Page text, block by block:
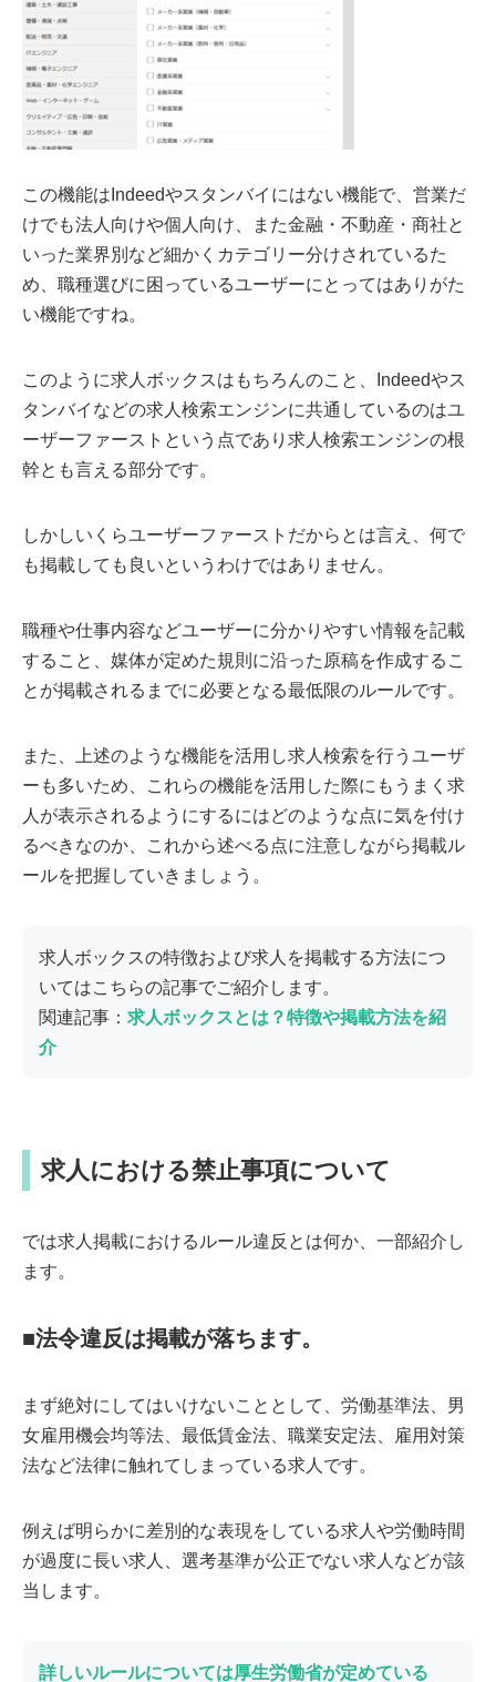
この機能はIndeedやスタンバイにはない機能で、営業だ
けでも法人向けや個人向け、また金融・不動産・商社と
いった業界別など細かくカテゴリー分けされているた
め、職種選びに困っているユーザーにとってはありがた
い機能ですね。
このように求人ボックスはもちろんのこと、Indeedやス
タンバイなどの求人検索エンジンに共通しているのはユ
ーザーファーストという点であり求人検索エンジンの根
幹とも言える部分です。
しかしいくらユーザーファーストだからとは言え、何で
も掲載しても良いというわけではありません。
職種や仕事内容などユーザーに分かりやすい情報を記載
すること、媒体が定めた規則に沿った原稿を作成するこ
とが掲載されるまでに必要となる最低限のルールです。
また、上述のような機能を活用し求人検索を行うユーザ
ーも多いため、これらの機能を活用した際にもうまく求
人が表示されるようにするにはどのような点に気を付け
るべきなのか、これから述べる点に注意しながら掲載ル
ールを把握していきましょう。
求人ボックスの特徴および求人を掲載する方法につ
いてはこちらの記事でご紹介します。
関連記事： 求人ボックスとは？特徴や掲載方法を紹
介
求人における禁止事項について
では求人掲載におけるルール違反とは何か、一部紹介し
ます。
■法令違反は掲載が落ちます。
まず絶対にしてはいけないこととして、労働基準法、男
女雇用機会均等法、最低賃金法、職業安定法、雇用対策
法など法律に触れてしまっている求人です。
例えば明らかに差別的な表現をしている求人や労働時間
が過度に長い求人、選考基準が公正でない求人などが該
当します。
詳しいルールについては厚生労働省が定めている